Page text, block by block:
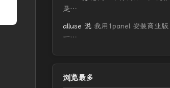
是…
alluse 说 我用1panel 安装商业版
一…
浏览最多